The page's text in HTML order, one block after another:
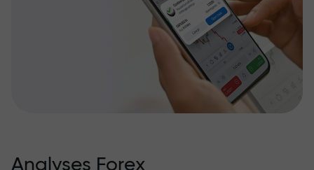
Analyses Forex